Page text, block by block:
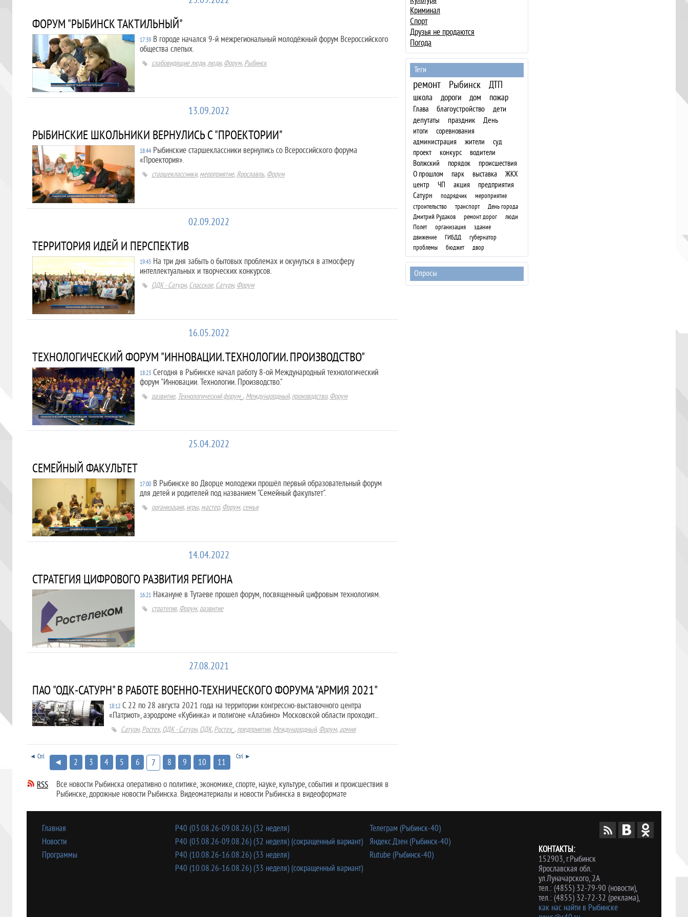
Криминал
Спорт
Друзья не продаются
Погода
Теги
ремонт Рыбинск ДТП
школа дороги дом пожар
Глава благоустройство
дети
депутаты
праздник День
итоги
соревнования
администрация
жители
суд
проект
конкурс
водители
Волжский
порядок
происшествия
О прошлом
парк выставка
ЖКХ
центр
ЧП акция
предприятия
Сатурн
подрядчик
мероприятие
строительство
транспорт
День города
Дмитрий Рудаков
ремонт дорог
люди
Полет
организация
здание
движение
ГИБДД
губернатор
проблемы
бюджет двор
Опросы
ФОРУМ "РЫБИНСК ТАКТИЛЬНЫЙ"
17:39 В городе начался 9-й межрегиональный молодёжный форум Всероссийского
общества слепых.
слабовидящие люди,люди, Форум, Рыбинск
13.09.2022
РЫБИНСКИЕ ШКОЛЬНИКИ ВЕРНУЛИСЬ С "ПРОЕКТОРИИ"
18:44 Рыбинские старшеклассники вернулись со Всероссийского форума
«Проектория».
старшеклассники, мероприятие,Ярославль, Форум
02.09.2022
ТЕРРИТОРИЯ ИДЕЙ И ПЕРСПЕКТИВ
19:45 На три дня забыть о бытовых проблемах и окунуться в атмосферу
интеллектуальных и творческих конкурсов.
ОДК - Сатурн, Спасское, Сатурн, Форум
16.05.2022
ТЕХНОЛОГИЧЕСКИЙ ФОРУМ "ИННОВАЦИИ. ТЕХНОЛОГИИ. ПРОИЗВОДСТВО"
18:23 Сегодня в Рыбинске начал работу 8-ой Международный технологический
форум "Инновации. Технологии. Производство."
развитие, Технологический форум_ , Международный, производство, Форум
25.04.2022
СЕМЕЙНЫЙ ФАКУЛЬТЕТ
17:00 В Рыбинске во Дворце молодежи прошёл первый образовательный форум
для детей и родителей под названием "Семейный факультет".
организация, игры, мастер, Форум, семья
14.04.2022
СТРАТЕГИЯ ЦИФРОВОГО РАЗВИТИЯ РЕГИОНА
16:21 Накануне в Тутаеве прошел форум, посвященный цифровым технологиям.
стратегия, Форум, развитие
27.08.2021
ПАО "ОДК-САТУРН" В РАБОТЕ ВОЕННО-ТЕХНИЧЕСКОГО ФОРУМА "АРМИЯ 2021"
18:12 С 22 по 28 августа 2021 года на территории конгрессно-выставочного центра
«Патриот», аэродроме «Кубинка» и полигоне «Алабино» Московской области проходит...
Сатурн, Ростех, ОДК - Сатурн, ОДК, Ростех_ , предприятия, Международный, Форум, армия
◄ Ctrl
◄ 2 3 4 5 6 7 8 9 10 11
Ctrl ►
RSS
Все новости Рыбинска оперативно о политике, экономике, спорте, науке, культуре, события и происшествия в
Рыбинске, дорожные новости Рыбинска. Видеоматериалы и новости Рыбинска в видеоформате
Главная
Новости
Программы
Р40 (03.08.26-09.08.26) (32 неделя)
Р40 (03.08.26-09.08.26) (32 неделя) (сокращенный вариант)
Р40 (10.08.26-16.08.26) (33 неделя)
Р40 (10.08.26-16.08.26) (33 неделя) (сокращенный вариант)
Телеграм (Рыбинск-40)
Яндекс.Дзен (Рыбинск-40)
Rutube (Рыбинск-40)
КОНТАКТЫ:
152903, г.Рыбинск
Ярославская обл.
ул.Луначарского, 2А
тел.: (4855) 32-79-90 (новости),
тел.: (4855) 32-72-32 (реклама),
как нас найти в Рыбинске